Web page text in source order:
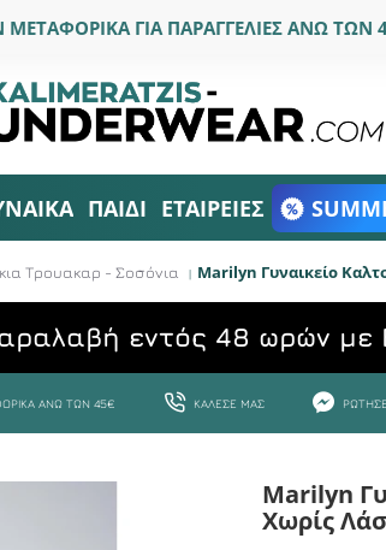
ΜΕΤΑΦΟΡΙΚΑ ΓΙΑ ΠΑΡΑΓΓΕΛΙΕΣ ΑΝΩ ΤΩΝ
ΠΑΙΔΙ ΕΤΑΙΡΕΙΕΣ
Τρουακαρ - Σοσόνια Marilyn Γυναικείο
εντός 48 ωρών με
ΆΝΩ ΤΩΝ 45€ ΚΆΛΕΣΕ ΜΑΣ
Marilyn
Χωρίς